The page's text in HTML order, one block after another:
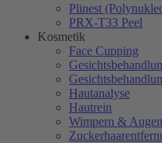
Plinest
PRX-T33 Peel
Kosmetik
Face Cupping
Hautanalyse
Hautrein
Wimpern &